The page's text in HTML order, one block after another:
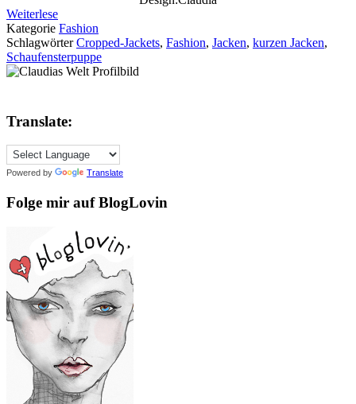
Weiterlese
Kategorie Fashion
SchlagwörterCropped-Jackets, Fashion, Jacken, kurzen Jacken,
Schaufensterpuppe
Translate:
Powered by Translate
Folge mir auf BlogLovin